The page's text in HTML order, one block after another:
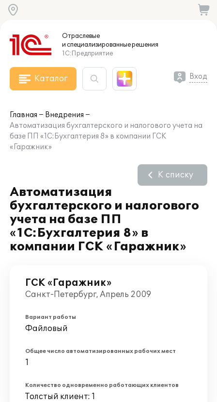
Отраслевые
и специализированныерешения
1С:Предприятие
Каталог Вход
Главная
Внедрения
Автоматизация бухгалтерского и налогового учета на
базе ПП «1C:Бухгалтерия 8» в компании ГСК
«Гаражник»
Автоматизация
бухгалтерского и налогового
учета на базе ПП
«1C:Бухгалтерия 8» в
компании ГСК «Гаражник»
К списку
ГСК «Гаражник»
Санкт-Петербург, Апрель 2009
Вариант работы
Файловый
Общее число автоматизированных рабочих мест
1
Количество одновременно работающих клиентов
Толстый клиент: 1